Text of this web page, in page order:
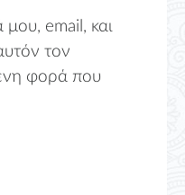
email, και
τον
φορά που